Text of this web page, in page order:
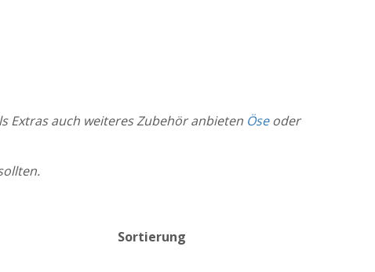
Extras auch weiteres Zubehör anbieten Öseoder
Sortierung